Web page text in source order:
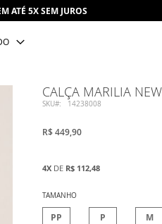
ATÉ 5X SEM JUROS
CALÇA MARILIA NEW
SKU 14238008
R$ 449,90
4X DE R$ 112,48
TAMANHO
PP P M